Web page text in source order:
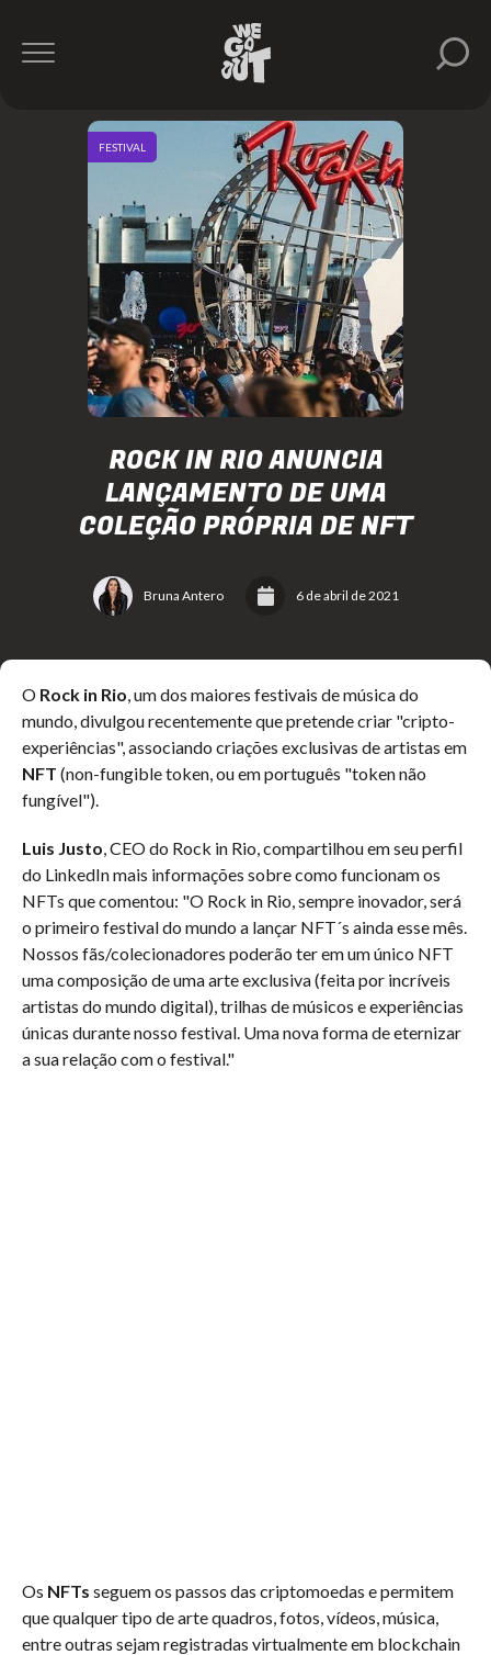
ROCK IN RIO ANUNCIA
LANÇAMENTO DE UMA
COLEÇÃO PRÓPRIA DE NFT
Bruna Antero 6 de abril de 2021
FESTIVAL
O Rock in Rio, um dos maiores festivais de música do
mundo, divulgou recentemente que pretende criar "cripto-
experiências", associando criações exclusivas de artistas em
NFT (non-fungible token, ou em português "token não
fungível").
Luis Justo, CEO do Rock in Rio, compartilhou em seu perfil
do LinkedIn mais informações sobre como funcionam os
NFTs que comentou: "O Rock in Rio, sempre inovador, será
o primeiro festival do mundo a lançar NFT´s ainda esse mês.
Nossos fãs/colecionadores poderão ter em um único NFT
uma composição de uma arte exclusiva (feita por incríveis
artistas do mundo digital), trilhas de músicos e experiências
únicas durante nosso festival. Uma nova forma de eternizar
a sua relação com o festival."
Os NFTs seguem os passos das criptomoedas e permitem
que qualquer tipo de arte quadros, fotos, vídeos, música,
entre outras sejam registradas virtualmente em blockchain